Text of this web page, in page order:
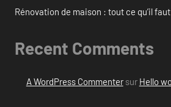
Rénovation de maison : tout ce qu’il
Recent Comments
A WordPress Commentersur Hello